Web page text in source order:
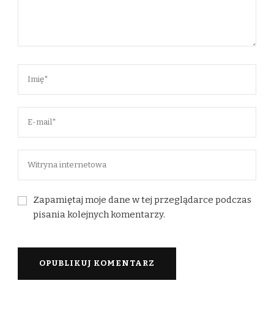
Zapamiętaj moje dane w tej przeglądarce podczas
pisania kolejnych komentarzy.